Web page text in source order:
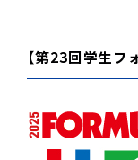
【第23回学生